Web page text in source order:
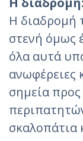
Η διαδρομή
στενή όμως
όλα αυτά
ανωφέρειες
σημεία
σκαλοπάτια